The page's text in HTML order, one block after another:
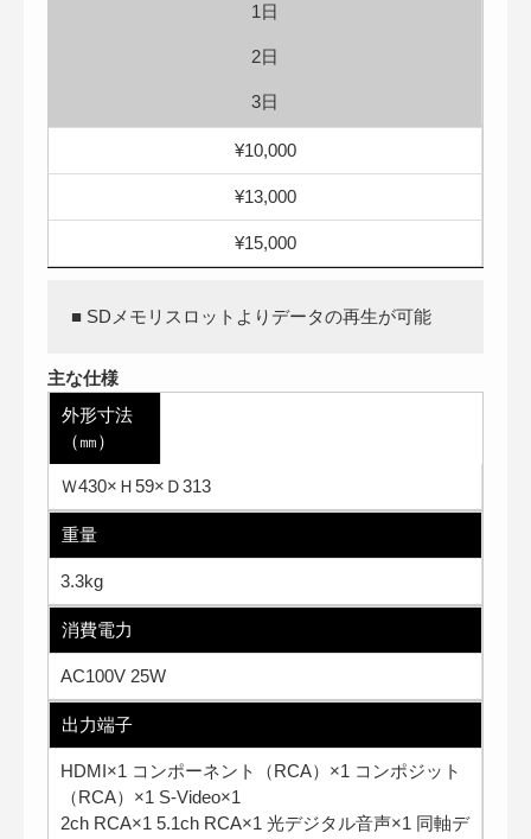
1日
2日
3日
¥10,000
¥13,000
¥15,000
■ SDメモリスロットよりデータの再生が可能
主な仕様
外形寸法
（㎜）
Ｗ430×Ｈ59×Ｄ313
重量
3.3kg
消費電力
AC100V 25W
出力端子
HDMI×1 コンポーネント（RCA）×1 コンポジット
（RCA）×1 S-Video×1
2ch RCA×1 5.1ch RCA×1 光デジタル音声×1 同軸デ